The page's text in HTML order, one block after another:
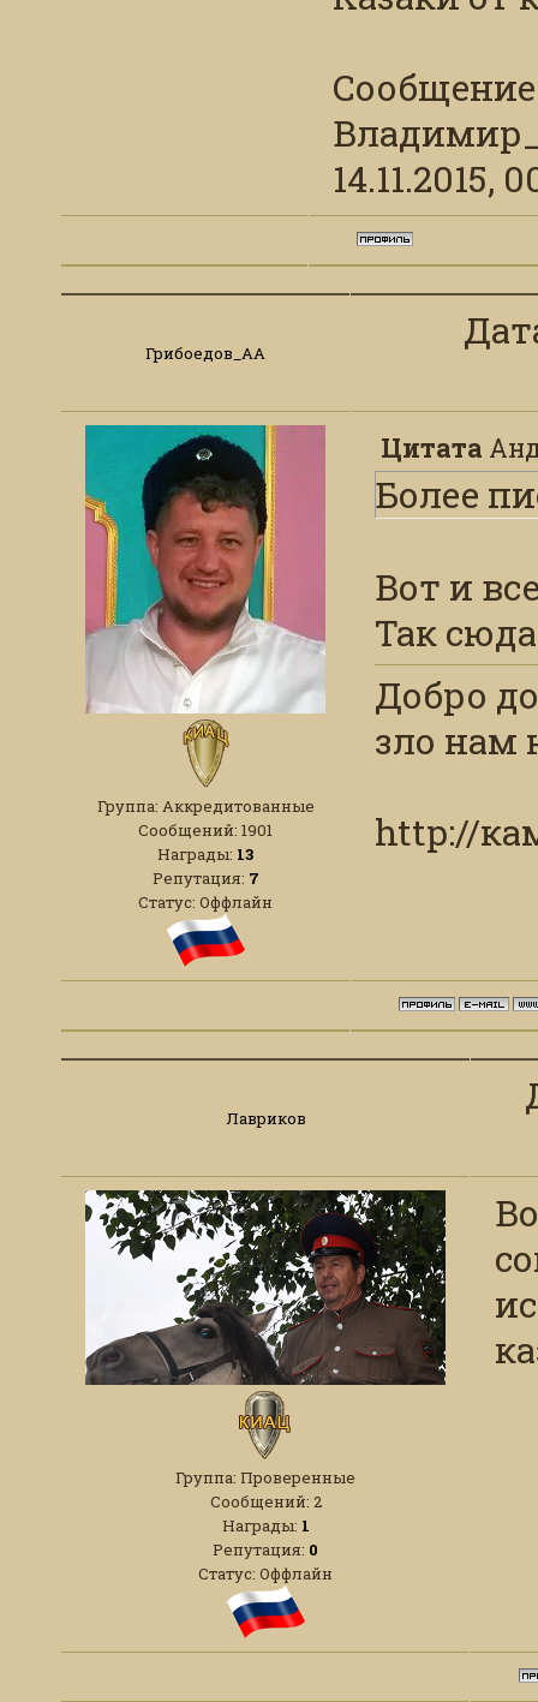
14.11.2015,
Грибоедов_АА
Группа: Аккредитованные
Сообщений: 1901
Награды: 13
Репутация: 7
Статус: Оффлайн
Цитата
Более
Вот и
Так
Добро
зло нам
http://
Лавриков
Группа: Проверенные
Сообщений: 2
Награды: 1
Репутация: 0
Статус: Оффлайн